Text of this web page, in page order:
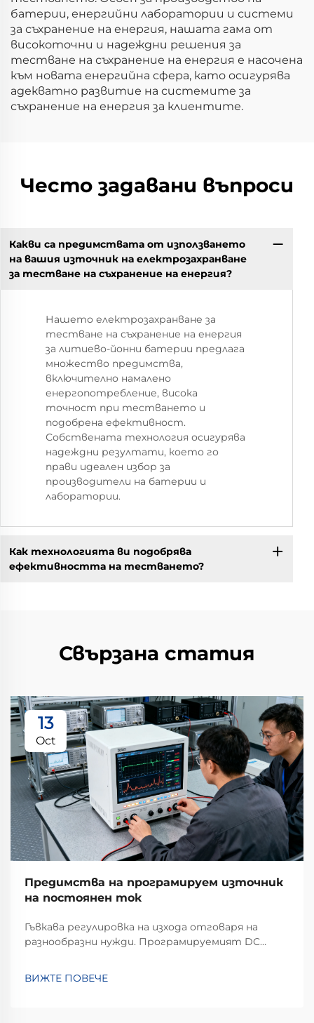
батерии, енергийни лаборатории и системи
за съхранение на енергия, нашата гама от
високоточни и надеждни решения за
тестване на съхранение на енергия е насочена
към новата енергийна сфера, като осигурява
адекватно развитие на системите за
съхранение на енергия за клиентите.
Често задавани въпроси
Какви са предимствата от използването
на вашия източник на електрозахранване
за тестване на съхранение на енергия?
Нашето електрозахранване за
тестване на съхранение на енергия
за литиево-йонни батерии предлага
множество предимства,
включително намалено
енергопотребление, висока
точност при тестването и
подобрена ефективност.
Собствената технология осигурява
надеждни резултати, което го
прави идеален избор за
производители на батерии и
лаборатории.
Как технологията ви подобрява
ефективността на тестването?
Свързана статия
13
Oct
Предимства на програмируем източник
на постоянен ток
Гъвкава регулировка на изхода отговаря на
разнообразни нужди. Програмируемият DC
изхода. За разлика от традиционните
ВИЖТЕ ПОВЕЧЕ